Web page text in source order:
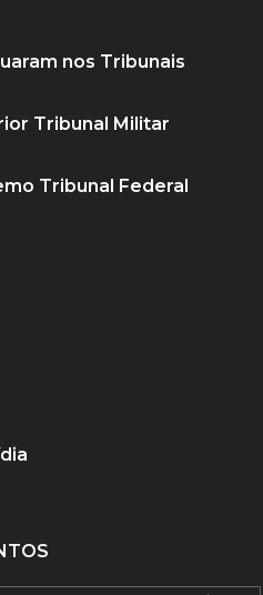
nos Tribunais
Tribunal Militar
Tribunal Federal